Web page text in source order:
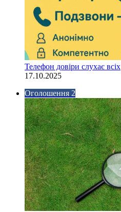
Телефон довіри слухає всіх
17.10.2025
Оголошення 2